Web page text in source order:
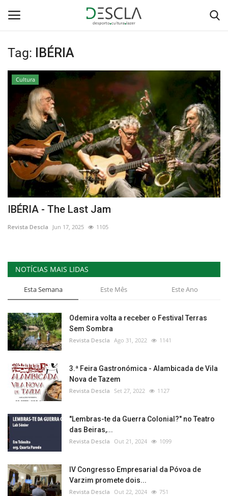
Login
Home
...by Descla
Desporto
Contactos
Sobre Nós
Saúde
Ficha técnica
Cultura
Lazer
Ambiente
Tag: IBÉRIA
Cultura
IBÉRIA - The Last Jam
Revista Descla Jun 17, 2025 1105
NOTÍCIAS MAIS LIDAS
Esta Semana Este Mês Este Ano
Odemira volta a receber o Festival Terras
Sem Sombra
Revista Descla Ago 31, 2022 1141
3.ª Feira Gastronómica - Alambicada de Vila
Nova de Tazem
Revista Descla Set 27, 2022 1127
"Lembras-te da Guerra Colonial?" no Teatro
das Beiras,...
Revista Descla Out 21, 2024 1099
IV Congresso Empresarial da Póvoa de
Varzim promete dois...
Revista Descla Out 22, 2024 751